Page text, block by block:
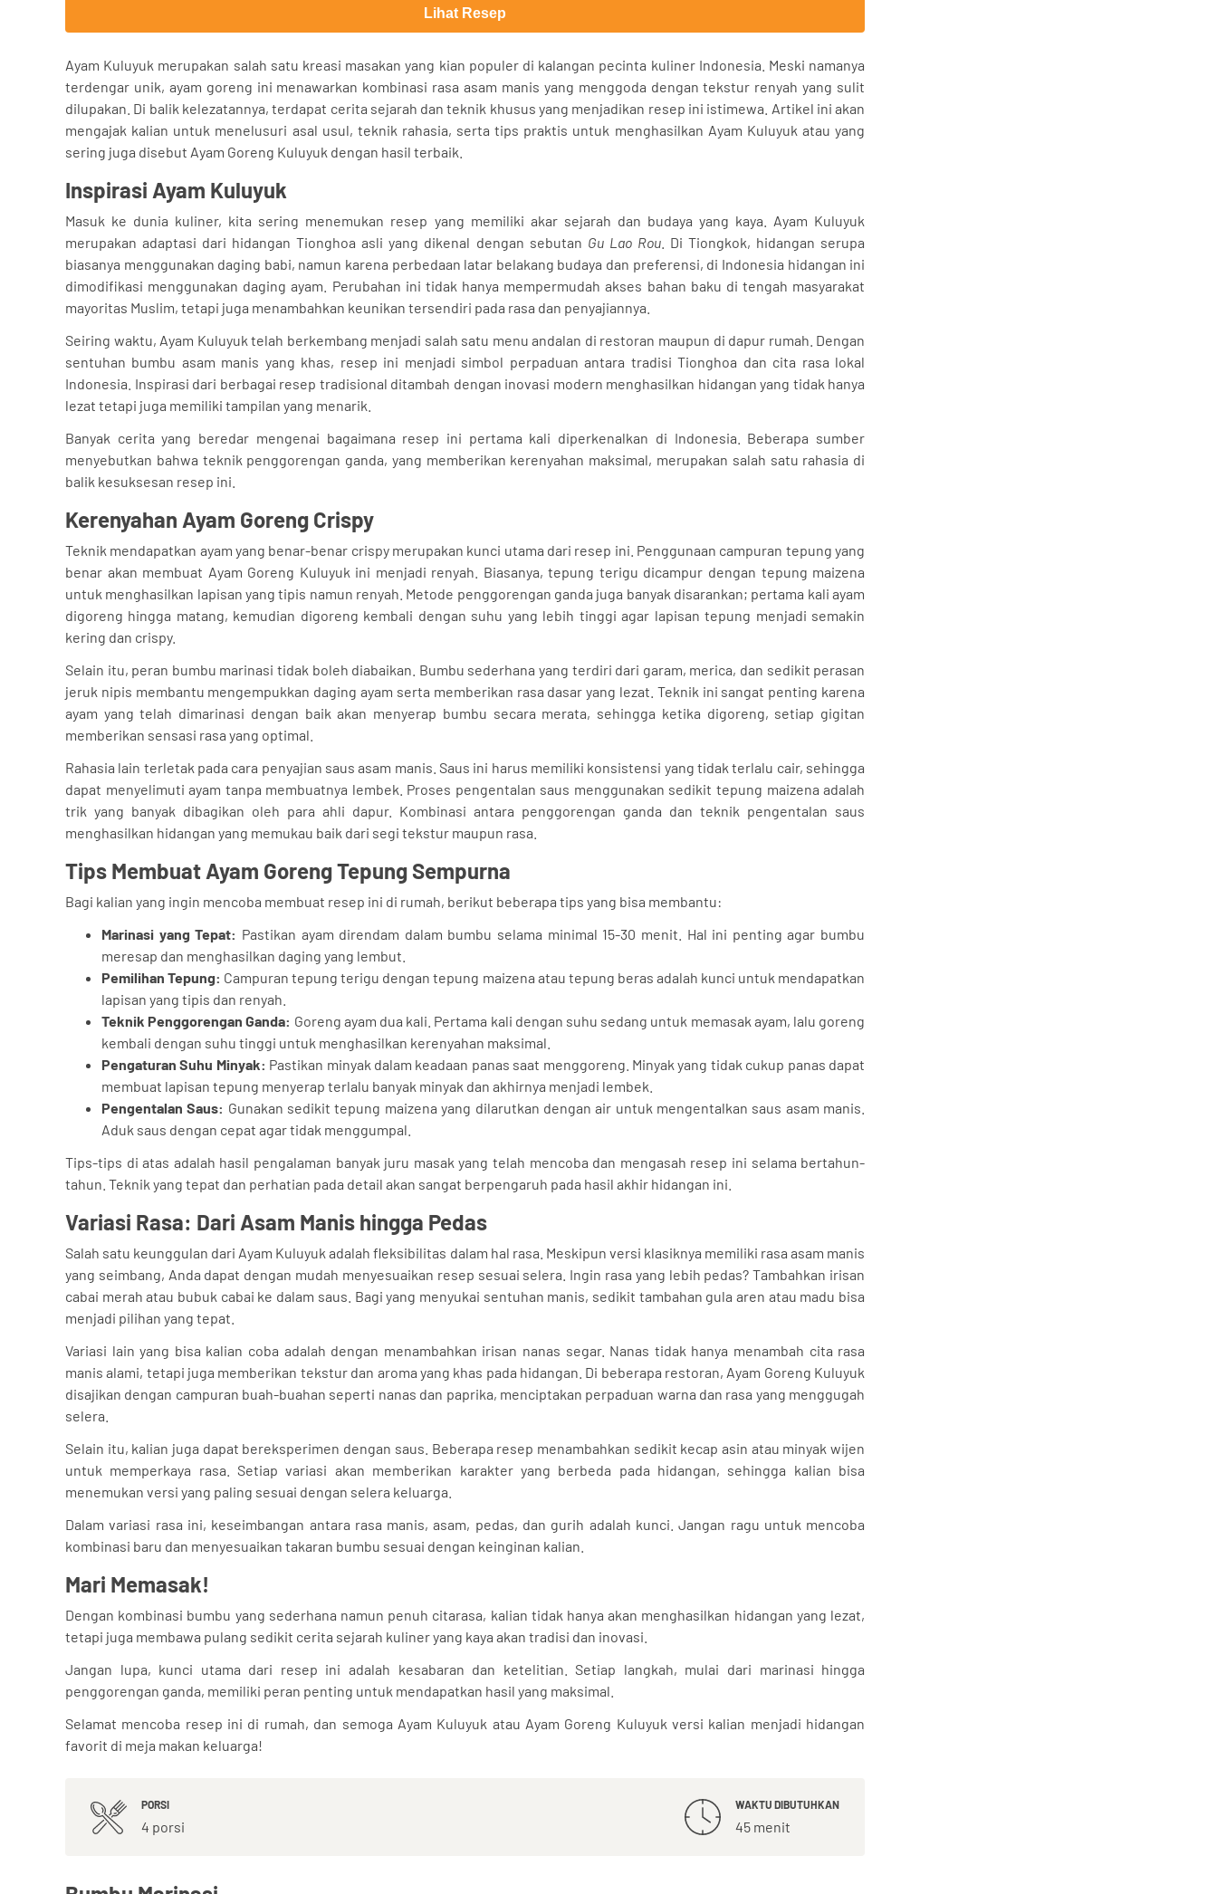
Lihat Resep
Ayam Kuluyuk merupakan salah satu kreasi masakan yang kian populer di kalangan pecinta kuliner Indonesia. Meski namanya
terdengar unik, ayam goreng ini menawarkan kombinasi rasa asam manis yang menggoda dengan tekstur renyah yang sulit
dilupakan. Di balik kelezatannya, terdapat cerita sejarah dan teknik khusus yang menjadikan resep ini istimewa. Artikel ini akan
mengajak kalian untuk menelusuri asal usul, teknik rahasia, serta tips praktis untuk menghasilkan Ayam Kuluyuk atau yang
sering juga disebut Ayam Goreng Kuluyuk dengan hasil terbaik.
Inspirasi Ayam Kuluyuk
Masuk ke dunia kuliner, kita sering menemukan resep yang memiliki akar sejarah dan budaya yang kaya. Ayam Kuluyuk
merupakan adaptasi dari hidangan Tionghoa asli yang dikenal dengan sebutan Gu Lao Rou. Di Tiongkok, hidangan serupa
biasanya menggunakan daging babi, namun karena perbedaan latar belakang budaya dan preferensi, di Indonesia hidangan ini
dimodifikasi menggunakan daging ayam. Perubahan ini tidak hanya mempermudah akses bahan baku di tengah masyarakat
mayoritas Muslim, tetapi juga menambahkan keunikan tersendiri pada rasa dan penyajiannya.
Seiring waktu, Ayam Kuluyuk telah berkembang menjadi salah satu menu andalan di restoran maupun di dapur rumah. Dengan
sentuhan bumbu asam manis yang khas, resep ini menjadi simbol perpaduan antara tradisi Tionghoa dan cita rasa lokal
Indonesia. Inspirasi dari berbagai resep tradisional ditambah dengan inovasi modern menghasilkan hidangan yang tidak hanya
lezat tetapi juga memiliki tampilan yang menarik.
Banyak cerita yang beredar mengenai bagaimana resep ini pertama kali diperkenalkan di Indonesia. Beberapa sumber
menyebutkan bahwa teknik penggorengan ganda, yang memberikan kerenyahan maksimal, merupakan salah satu rahasia di
balik kesuksesan resep ini.
Kerenyahan Ayam Goreng Crispy
Teknik mendapatkan ayam yang benar-benar crispy merupakan kunci utama dari resep ini. Penggunaan campuran tepung yang
benar akan membuat Ayam Goreng Kuluyuk ini menjadi renyah. Biasanya, tepung terigu dicampur dengan tepung maizena
untuk menghasilkan lapisan yang tipis namun renyah. Metode penggorengan ganda juga banyak disarankan; pertama kali ayam
digoreng hingga matang, kemudian digoreng kembali dengan suhu yang lebih tinggi agar lapisan tepung menjadi semakin
kering dan crispy.
Selain itu, peran bumbu marinasi tidak boleh diabaikan. Bumbu sederhana yang terdiri dari garam, merica, dan sedikit perasan
jeruk nipis membantu mengempukkan daging ayam serta memberikan rasa dasar yang lezat. Teknik ini sangat penting karena
ayam yang telah dimarinasi dengan baik akan menyerap bumbu secara merata, sehingga ketika digoreng, setiap gigitan
memberikan sensasi rasa yang optimal.
Rahasia lain terletak pada cara penyajian saus asam manis. Saus ini harus memiliki konsistensi yang tidak terlalu cair, sehingga
dapat menyelimuti ayam tanpa membuatnya lembek. Proses pengentalan saus menggunakan sedikit tepung maizena adalah
trik yang banyak dibagikan oleh para ahli dapur. Kombinasi antara penggorengan ganda dan teknik pengentalan saus
menghasilkan hidangan yang memukau baik dari segi tekstur maupun rasa.
Tips Membuat Ayam Goreng Tepung Sempurna
Bagi kalian yang ingin mencoba membuat resep ini di rumah, berikut beberapa tips yang bisa membantu:
Marinasi yang Tepat: Pastikan ayam direndam dalam bumbu selama minimal 15-30 menit. Hal ini penting agar bumbu
meresap dan menghasilkan daging yang lembut.
Pemilihan Tepung: Campuran tepung terigu dengan tepung maizena atau tepung beras adalah kunci untuk mendapatkan
lapisan yang tipis dan renyah.
Teknik Penggorengan Ganda: Goreng ayam dua kali. Pertama kali dengan suhu sedang untuk memasak ayam, lalu goreng
kembali dengan suhu tinggi untuk menghasilkan kerenyahan maksimal.
Pengaturan Suhu Minyak: Pastikan minyak dalam keadaan panas saat menggoreng. Minyak yang tidak cukup panas dapat
membuat lapisan tepung menyerap terlalu banyak minyak dan akhirnya menjadi lembek.
Pengentalan Saus: Gunakan sedikit tepung maizena yang dilarutkan dengan air untuk mengentalkan saus asam manis.
Aduk saus dengan cepat agar tidak menggumpal.
Tips-tips di atas adalah hasil pengalaman banyak juru masak yang telah mencoba dan mengasah resep ini selama bertahun-
tahun. Teknik yang tepat dan perhatian pada detail akan sangat berpengaruh pada hasil akhir hidangan ini.
Variasi Rasa: Dari Asam Manis hingga Pedas
Salah satu keunggulan dari Ayam Kuluyuk adalah fleksibilitas dalam hal rasa. Meskipun versi klasiknya memiliki rasa asam manis
yang seimbang, Anda dapat dengan mudah menyesuaikan resep sesuai selera. Ingin rasa yang lebih pedas? Tambahkan irisan
cabai merah atau bubuk cabai ke dalam saus. Bagi yang menyukai sentuhan manis, sedikit tambahan gula aren atau madu bisa
menjadi pilihan yang tepat.
Variasi lain yang bisa kalian coba adalah dengan menambahkan irisan nanas segar. Nanas tidak hanya menambah cita rasa
manis alami, tetapi juga memberikan tekstur dan aroma yang khas pada hidangan. Di beberapa restoran, Ayam Goreng Kuluyuk
disajikan dengan campuran buah-buahan seperti nanas dan paprika, menciptakan perpaduan warna dan rasa yang menggugah
selera.
Selain itu, kalian juga dapat bereksperimen dengan saus. Beberapa resep menambahkan sedikit kecap asin atau minyak wijen
untuk memperkaya rasa. Setiap variasi akan memberikan karakter yang berbeda pada hidangan, sehingga kalian bisa
menemukan versi yang paling sesuai dengan selera keluarga.
Dalam variasi rasa ini, keseimbangan antara rasa manis, asam, pedas, dan gurih adalah kunci. Jangan ragu untuk mencoba
kombinasi baru dan menyesuaikan takaran bumbu sesuai dengan keinginan kalian.
Mari Memasak!
Dengan kombinasi bumbu yang sederhana namun penuh citarasa, kalian tidak hanya akan menghasilkan hidangan yang lezat,
tetapi juga membawa pulang sedikit cerita sejarah kuliner yang kaya akan tradisi dan inovasi.
Jangan lupa, kunci utama dari resep ini adalah kesabaran dan ketelitian. Setiap langkah, mulai dari marinasi hingga
penggorengan ganda, memiliki peran penting untuk mendapatkan hasil yang maksimal.
Selamat mencoba resep ini di rumah, dan semoga Ayam Kuluyuk atau Ayam Goreng Kuluyuk versi kalian menjadi hidangan
favorit di meja makan keluarga!
PORSI
4 porsi
WAKTU DIBUTUHKAN
45 menit